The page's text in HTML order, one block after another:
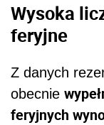
Wysoka
feryjne
Z danych
obecnie
feryjnych